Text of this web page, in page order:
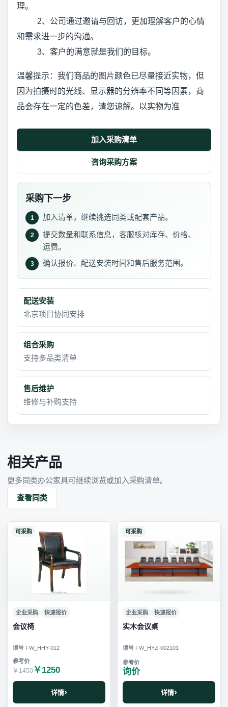
理。
2、公司通过邀请与回访，更加理解客户的心情
和需求进一步的沟通。
3、客户的满意就是我们的目标。
温馨提示：我们商品的图片颜色已尽量接近实物，但
因为拍摄时的光线、显示器的分辨率不同等因素，商
品会存在一定的色差，请您谅解。以实物为准
加入采购清单
咨询采购方案
采购下一步
1 加入清单，继续挑选同类或配套产品。
2
提交数量和联系信息，客服核对库存、价格、
运费。
3 确认报价、配送安装时间和售后服务范围。
配送安装
北京项目协同安排
组合采购
支持多品类清单
售后维护
维修与补购支持
相关产品
更多同类办公家具可继续浏览或加入采购清单。
查看同类
可采购
企业采购 快速报价
会议椅
编号 FW_HHY-012
￥1450 ￥1250
详情
可采购
企业采购 快速报价
实木会议桌
编号 FW_HYZ-002101
询价
详情